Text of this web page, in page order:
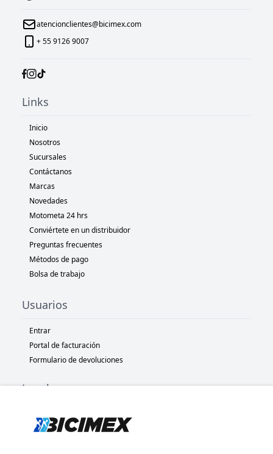
atencionclientes@bicimex.com
+ 55 9126 9007
Links
Inicio
Nosotros
Sucursales
Contáctanos
Marcas
Novedades
Motometa 24 hrs
Conviértete en un distribuidor
Preguntas frecuentes
Métodos de pago
Bolsa de trabajo
Usuarios
Entrar
Portal de facturación
Formulario de devoluciones
Legal
Políticas de privacidad